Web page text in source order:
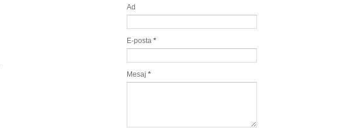
Ad
E-posta *
Mesaj *